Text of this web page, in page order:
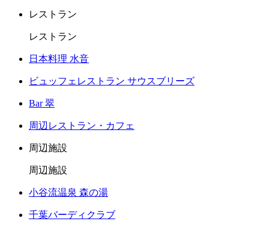
レストラン
レストラン
日本料理 水音
ビュッフェレストラン サウスブリーズ
Bar 翠
周辺レストラン・カフェ
周辺施設
周辺施設
小谷流温泉 森の湯
千葉バーディクラブ